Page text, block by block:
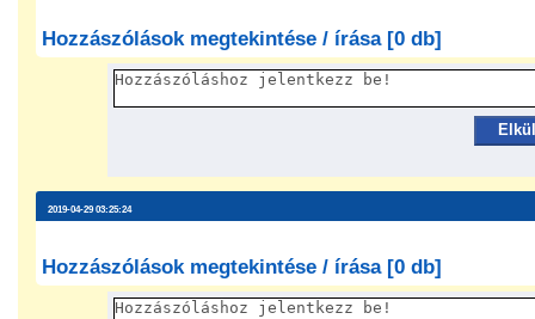
Hozzászólások megtekintése / írása [0 db]
2019-04-29 03:25:24
Hozzászólások megtekintése / írása [0 db]